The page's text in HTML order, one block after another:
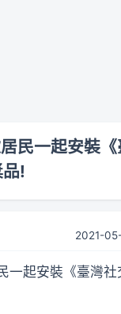
民一起安裝
!
2021-
一起安裝《臺灣